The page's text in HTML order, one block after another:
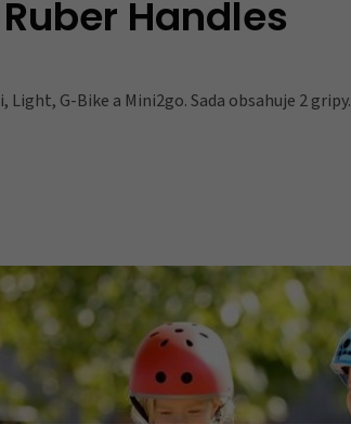
Handles
G-Bike a Mini2go. Sada obsahuje 2 gripy.